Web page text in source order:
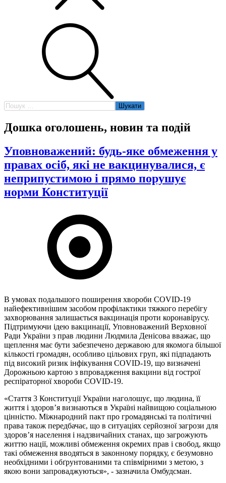
Пошук:
Дошка оголошень, новин та подій
Уповноважений: будь-яке обмеження у
правах осіб, які не вакцинувалися, є
неприпустимою і прямо порушує
норми Конституції
В умовах подальшого поширення хвороби COVID-19
найефективнішим засобом профілактики тяжкого перебігу
захворювання залишається вакцинація проти коронавірусу.
Підтримуючи ідею вакцинації, Уповноважений Верховної
Ради України з прав людини Людмила Денісова вважає, що
щеплення має бути забезпечено державою для якомога більшої
кількості громадян, особливо цільових груп, які підпадають
під високий ризик інфікування COVID-19, що визначені
Дорожньою картою з впровадження вакцини від гострої
респіраторної хвороби COVID-19.
«Стаття 3 Конституції України наголошує, що людина, її
життя і здоров’я визнаються в Україні найвищою соціальною
цінністю. Міжнародний пакт про громадянські та політичні
права також передбачає, що в ситуаціях серйозної загрози для
здоров’я населення і надзвичайних станах, що загрожують
життю нації, можливі обмеження окремих прав і свобод, якщо
такі обмеження вводяться в законному порядку, є безумовно
необхідними і обґрунтованими та співмірними з метою, з
якою вони запроваджуються», - зазначила Омбудсман.